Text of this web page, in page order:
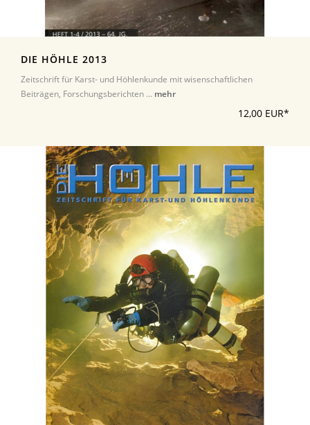
DIE HÖHLE 2013
Zeitschrift für Karst- und Höhlenkunde mit wisenschaftlichen
Beiträgen, Forschungsberichten ... mehr
12,00 EUR*